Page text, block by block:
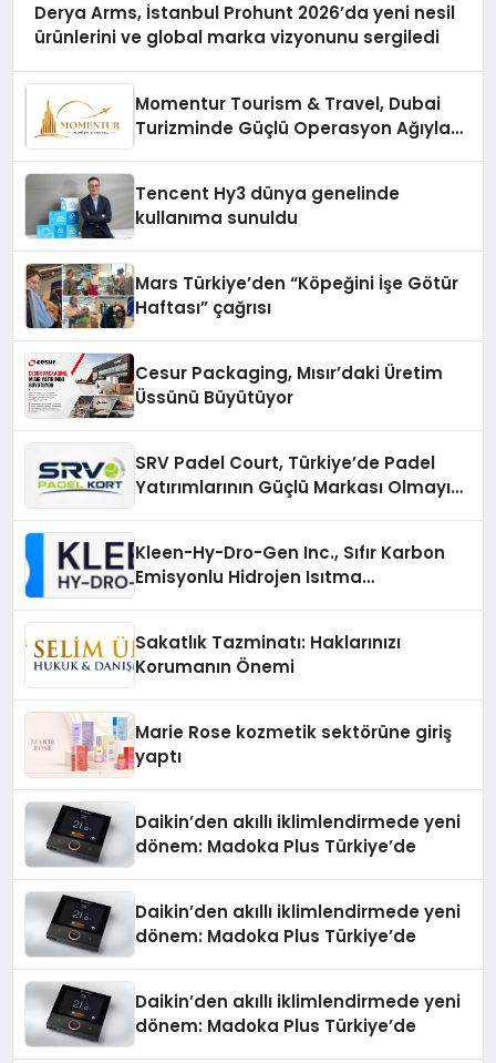
Derya Arms, İstanbul Prohunt 2026’da yeni nesil
ürünlerini ve global marka vizyonunu sergiledi
Momentur Tourism & Travel, Dubai
Turizminde Güçlü Operasyon Ağıyla
Tencent Hy3 dünya genelinde
kullanıma sunuldu
Mars Türkiye’den “Köpeğini İşe Götür
Haftası” çağrısı
Cesur Packaging, Mısır’daki Üretim
Üssünü Büyütüyor
SRV Padel Court, Türkiye’de Padel
Yatırımlarının Güçlü Markası Olmayı
Kleen-Hy-Dro-Gen Inc., Sıfır Karbon
Emisyonlu Hidrojen Isıtma
Sakatlık Tazminatı: Haklarınızı
Korumanın Önemi
Marie Rose kozmetik sektörüne giriş
yaptı
Daikin’den akıllı iklimlendirmede yeni
dönem: Madoka Plus Türkiye’de
Daikin’den akıllı iklimlendirmede yeni
dönem: Madoka Plus Türkiye’de
Daikin’den akıllı iklimlendirmede yeni
dönem: Madoka Plus Türkiye’de